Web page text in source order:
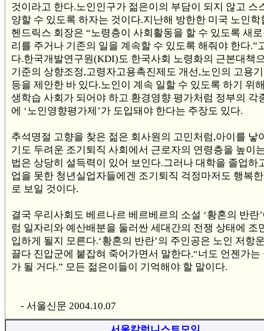
것이라고 한다.노인인구가 젊은이의 부담이 되지 않고 스
양할 수 있도록 하자는 것이다.지난해 방한한 미국 노인학
헨드릭스 회장은 “노령층이 사회활동을 할 수 있도록 새
리를 주거나 기존의 일을 계속할 수 있도록 해줘야 한다.”
다.한국개발연구원(KDI)도 한국사회 노령화의 근본대책
기준의 상향조정,고령자고용촉진제도 개선,노인의 고용
등을 제안한 바 있다.노인이 계속 일할 수 있도록 하기 위
생학습 사회가 되어야 하고 환경영향 평가처럼 정부의 각
에 ‘노인영향평가제’가 도입돼야 한다는 주장도 있다.
추석명절 고향을 찾은 젊은 회사원의 고민처럼,아이를 낳
기도 두려운 조기퇴직 사회에서 근로자의 연령층을 높이
법은 상당히 설득력이 있어 보인다.그러나 대학을 졸업하
업을 못한 청년실업자들에겐 조기퇴직 걱정마저도 행복
로 보일 것이다.
결국 우리사회도 베르나르 베르베르의 소설 ‘황혼의 반란
럼 일자리와 예산배분을 둘러싼 세대간의 전쟁 상태에 조
입하게 될지 모른다.‘황혼의 반란’의 주인공은 노인 저항
끌다 진압군에 붙잡혀 죽어가면서 말한다.“너도 언젠가는
가 될 거다.” 모든 젊은이들이 기억해야 할 말이다.
- 서울신문 2004.10.07